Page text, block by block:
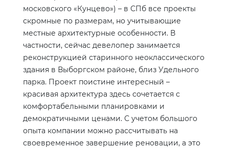
московского «Кунцево») – в СПб все проекты
скромные по размерам, но учитывающие
местные архитектурные особенности. В
частности, сейчас девелопер занимается
реконструкцией старинного неоклассического
здания в Выборгском районе, близ Удельного
парка. Проект поистине интересный –
красивая архитектура здесь сочетается с
комфортабельными планировками и
демократичными ценами. С учетом большого
опыта компании можно рассчитывать на
своевременное завершение реновации, а это